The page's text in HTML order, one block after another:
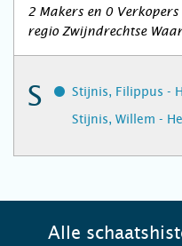
2 Makers en 0
regio Zwijndrechtse
S
Stijnis, Filippus -
Stijnis, Willem -
Alle